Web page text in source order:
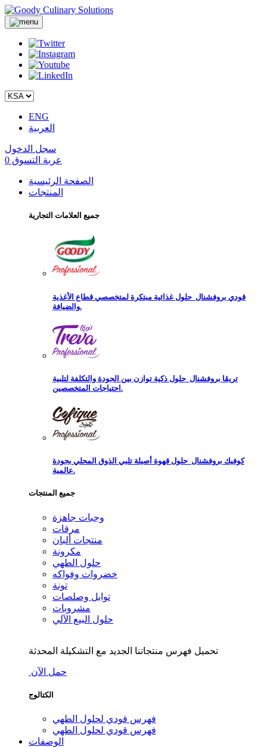
ENG
العربية
سجل الدخول
عربة التسوق 0
الصفحة الرئيسية
المنتجات
جميع العلامات التجارية
قودي بروفشنال حلول غذائية مبتكرة لمتخصصي قطاع الأغذية
والضيافة.
تريڨا بروفشنال حلول ذكية توازن بين الجودة والتكلفة لتلبية
احتياجات المتخصصين.
كوفيك بروفشنال حلول قهوة أصيلة تلبي الذوق المحلي بجودة
عالمية.
جميع المنتجات
وجبات جاهزة
مرقات
منتجات ألبان
مكرونة
حلول الطهي
خضروات وفواكه
تونة
توابل وصلصات
مشروبات
حلول البيع الآلي
تحميل فهرس منتجاتنا الجديد مع التشكيلة المحدثة
حمل الآن
الكتالوج
فهرس قودي لحلول الطهي
فهرس قودي لحلول الطهي
الوصفات